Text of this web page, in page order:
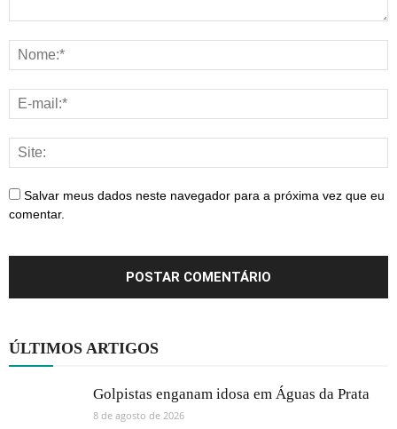
Salvar meus dados neste navegador para a próxima vez que eu
comentar.
ÚLTIMOS ARTIGOS
Golpistas enganam idosa em Águas da Prata
8 de agosto de 2026